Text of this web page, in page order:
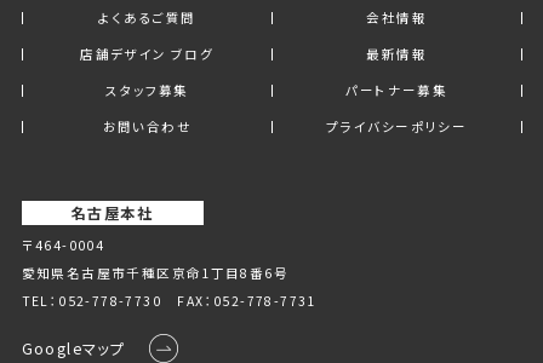
よくあるご質問
会社情報
店舗デザイン ブログ
最新情報
スタッフ募集
パートナー募集
お問い合わせ
プライバシーポリシー
名古屋本社
〒464-0004
愛知県名古屋市千種区京命1丁⽬8番6号
TEL： 052-778-7730 FAX：052-778-7731
Googleマップ